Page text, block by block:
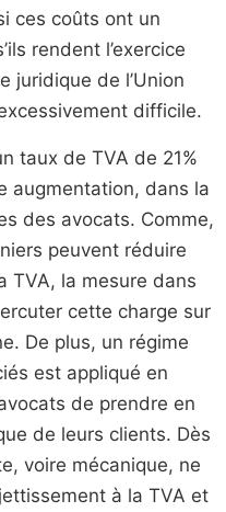
ces coûts ont un
rendent l’exercice
juridique de l’Union
difficile.
taux de TVA de 21%
augmentation, dans la
des avocats. Comme,
peuvent réduire
TVA, la mesure dans
cette charge sur
De plus, un régime
est appliqué en
de prendre en
de leurs clients. Dès
voire mécanique, ne
à la TVA et